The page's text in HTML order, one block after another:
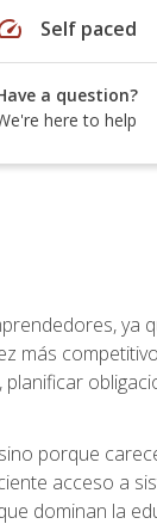
Self paced
a question?
here to help
ya
más
porque
acceso a
dominan la